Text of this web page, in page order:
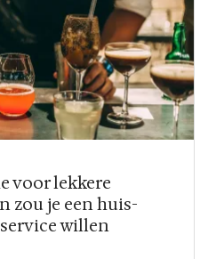
voor lekkere
zou je een huis-
willen